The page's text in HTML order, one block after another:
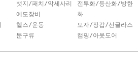
뱃지/패치/악세사리
예도장비
헬스/운동
문구류
전투화/등산화/방한
화
모자/장갑/선글라스
캠핑/아웃도어